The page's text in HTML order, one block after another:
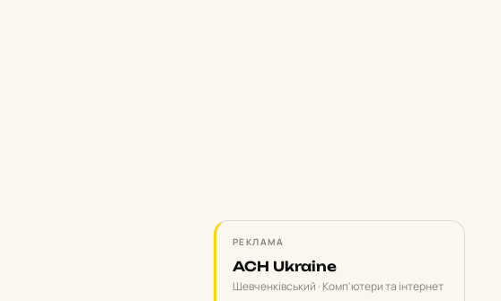
РЕКЛАМА
ACH Ukraine
Шевченківський · Комп'ютери та інтернет